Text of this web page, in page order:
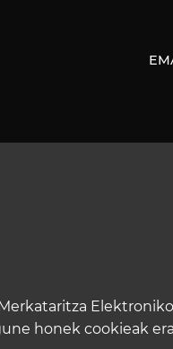
honek cookieak